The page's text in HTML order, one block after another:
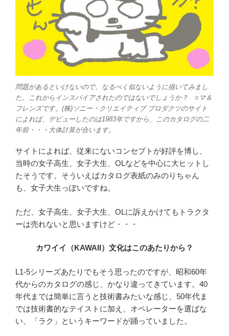
問題があるといけないので、なるべく似ないように描いてみまし
た。これからインスパイアされたのではないでしょうか？ ○マ＆
フレンズです。(株)ソニー・クリエイティブ プロダクツのサイト
によれば、デビューしたのは1983年ですから、このカタログの二
年前・・・大体計算が合います。
サイトによれば、従来にないコンセプトが好評を博し、
当時の女子高生、女子大生、OLなどを中心に大ヒットし
たそうです。そういえばカタログ表紙のみのりちゃん
も、女子大生っぽいですね。
ただ、女子高生、女子大生、OLに訴えかけてもトラクタ
ーは売れないと思いますけど・・・
カワイイ（KAWAII）文化はこのあたりから？
L1-5シリーズあたりでもそう思ったのですが、昭和60年
代からのカタログの感じ、かなり違ってきています。40
年代までは簡単に言うと技術書みたいな感じ、50年代ま
では技術書的なテイストに加え、オペレーターを選ばな
い、「ラク」というキーワードが踊っていました。